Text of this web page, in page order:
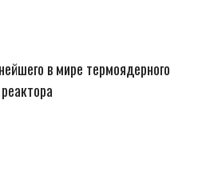
в мире термоядерного
реактора